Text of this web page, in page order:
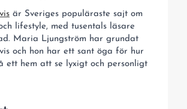
är Sveriges populäraste sajt om
lifestyle, med tusentals läsare
Maria Ljungström har grundat
och hon har ett sant öga för hur
ett hem att se lyxigt och personligt